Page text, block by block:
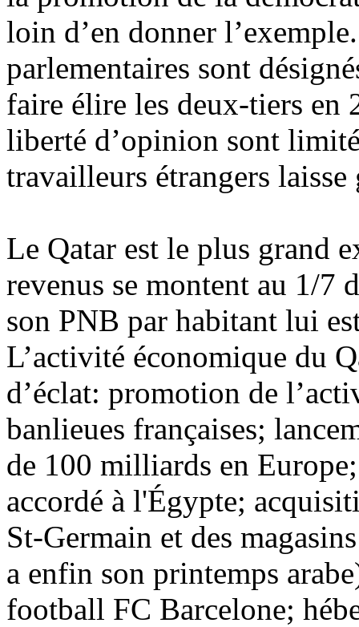
loin d’en donner
parlementaires sont
faire élire les deux-tiers en
liberté d’opinion sont
travailleurs étrangers laisse
Le Qatar est le plus grand
revenus se montent au 1/7
son PNB par habitant lui
L’activité économique du
d’éclat: promotion de
banlieues françaises;
de 100 milliards en
accordé à l'Égypte;
St-Germain et des
a enfin son printemps
football FC Barcelone;